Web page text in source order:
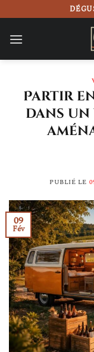
au
contenu
Partir
dans un
PUBLIÉ LE
09
Fév